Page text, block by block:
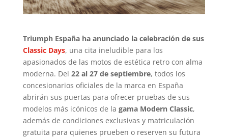
Triumph España ha anunciado la celebración de sus
Classic Days, una cita ineludible para los
apasionados de las motos de estética retro con alma
moderna. Del 22 al 27 de septiembre, todos los
concesionarios oficiales de la marca en España
abrirán sus puertas para ofrecer pruebas de sus
modelos más icónicos de la gama Modern Classic,
además de condiciones exclusivas y matriculación
gratuita para quienes prueben o reserven su futura